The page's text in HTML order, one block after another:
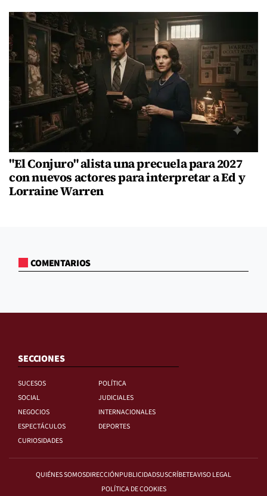
"El Conjuro" alista una precuela para 2027
con nuevos actores para interpretar a Ed y
Lorraine Warren
COMENTARIOS
SECCIONES
SUCESOS
POLÍTICA
SOCIAL
JUDICIALES
NEGOCIOS
INTERNACIONALES
ESPECTÁCULOS
DEPORTES
CURIOSIDADES
QUIÉNES SOMOSDIRECCIÓNPUBLICIDADSUSCRÍBETEAVISO LEGAL
POLÍTICA DE COOKIES